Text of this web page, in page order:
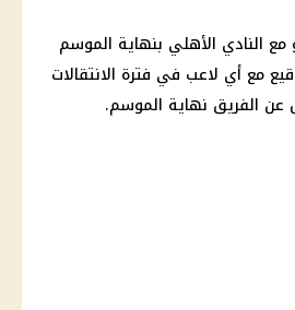
النادي الأهلي بنهاية الموسم
مع أي لاعب في فترة الانتقالات
عن الفريق نهاية الموسم.